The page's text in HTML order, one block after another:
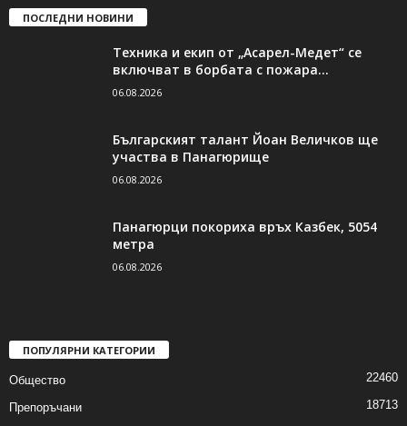
ПОСЛЕДНИ НОВИНИ
Техника и екип от „Асарел-Медет“ се
включват в борбата с пожара...
06.08.2026
Българският талант Йоан Величков ще
участва в Панагюрище
06.08.2026
Панагюрци покориха връх Казбек, 5054
метра
06.08.2026
ПОПУЛЯРНИ КАТЕГОРИИ
Общество 22460
Препоръчани
18713